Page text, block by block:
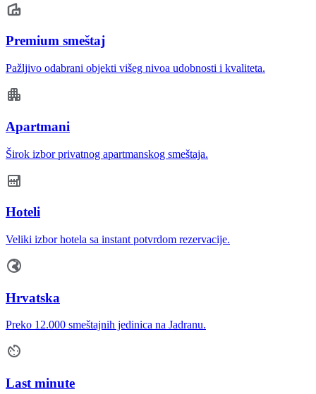
Premium smeštaj
Pažljivo odabrani objekti višeg nivoa udobnosti i kvaliteta.
Apartmani
Širok izbor privatnog apartmanskog smeštaja.
Hoteli
Veliki izbor hotela sa instant potvrdom rezervacije.
Hrvatska
Preko 12.000 smeštajnih jedinica na Jadranu.
Last minute